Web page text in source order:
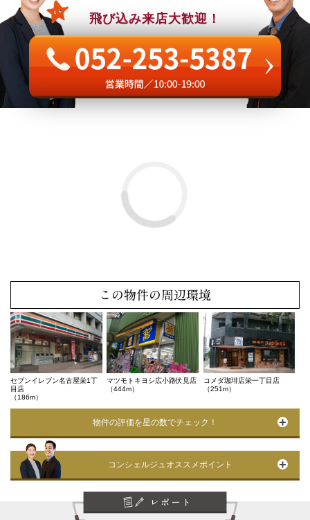
飛び込み来店大歓迎！
この物件の周辺環境
セブンイレブン名古屋栄1丁
目店
（186m）
マツモトキヨシ広小路伏見店
（444m）
コメダ珈琲店栄一丁目店
（251m）
物件の評価を星の数でチェック！
コンシェルジュオススメポイント